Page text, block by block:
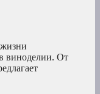
жизни
виноделии. От